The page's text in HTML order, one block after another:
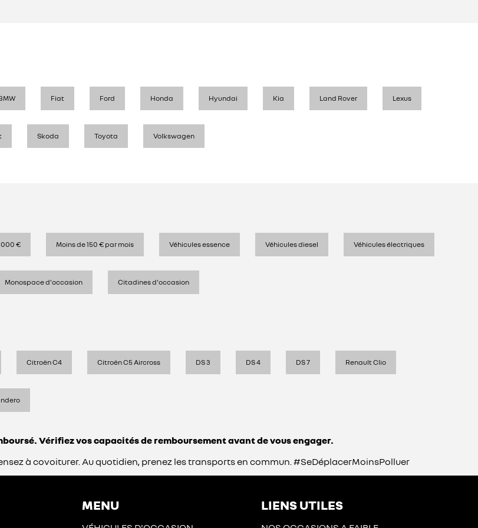
Fiat Ford Honda Hyundai Kia Land Rover Lexus
Skoda Toyota Volkswagen
000 € Moins de 150 € par mois Véhicules essence Véhicules diesel Véhicules électriques
Monospace d'occasion Citadines d'occasion
Citroën C4 Citroën C5 Aircross DS 3 DS 4 DS 7 Renault Clio
Vérifiez vos capacités de remboursement avant de vous engager.
à covoiturer. Au quotidien, prenez les transports en commun. #SeDéplacerMoinsPolluer
MENU LIENS UTILES